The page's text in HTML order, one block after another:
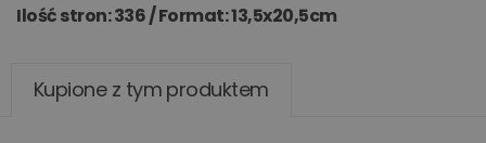
Ilość stron: 336 /Format: 13,5x20,5cm
Kupione z tym produktem